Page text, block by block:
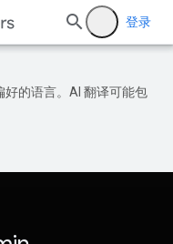
登录
好的语言。AI 翻译可能包